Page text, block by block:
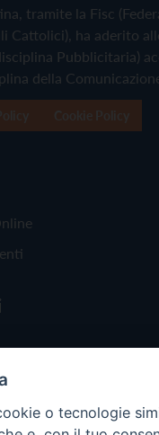
tramite la Fisc
Cattolici), ha aderito
Pubblicitaria)
della
o tecnologie